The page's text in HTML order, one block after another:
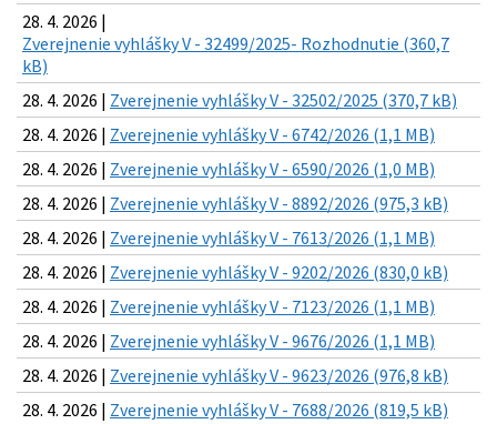
28. 4. 2026 |
Zverejnenie vyhlášky V - 32499/2025- Rozhodnutie (360,7
kB)
28. 4. 2026 | Zverejnenie vyhlášky V - 32502/2025 (370,7 kB)
28. 4. 2026 | Zverejnenie vyhlášky V - 6742/2026 (1,1 MB)
28. 4. 2026 | Zverejnenie vyhlášky V - 6590/2026 (1,0 MB)
28. 4. 2026 | Zverejnenie vyhlášky V - 8892/2026 (975,3 kB)
28. 4. 2026 | Zverejnenie vyhlášky V - 7613/2026 (1,1 MB)
28. 4. 2026 | Zverejnenie vyhlášky V - 9202/2026 (830,0 kB)
28. 4. 2026 | Zverejnenie vyhlášky V - 7123/2026 (1,1 MB)
28. 4. 2026 | Zverejnenie vyhlášky V - 9676/2026 (1,1 MB)
28. 4. 2026 | Zverejnenie vyhlášky V - 9623/2026 (976,8 kB)
28. 4. 2026 | Zverejnenie vyhlášky V - 7688/2026 (819,5 kB)